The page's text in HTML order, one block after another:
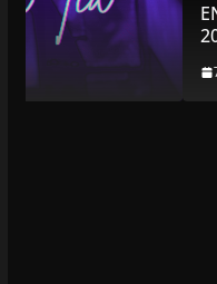
EN LAS TRIPAS
2026
7 agosto, 2026